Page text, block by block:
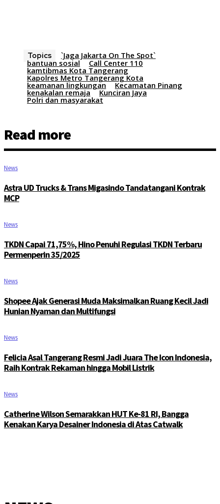
Topics
`Jaga Jakarta On The Spot`
bantuan sosial
Call Center 110
kamtibmas Kota Tangerang
Kapolres Metro Tangerang Kota
keamanan lingkungan Kecamatan Pinang
kenakalan remaja Kunciran Jaya
Polri dan masyarakat
Read more
News
Astra UD Trucks & Trans Migasindo Tandatangani Kontrak
MCP
News
TKDN Capai 71,75%, Hino Penuhi Regulasi TKDN Terbaru
Permenperin 35/2025
News
Shopee Ajak Generasi Muda Maksimalkan Ruang Kecil Jadi
Hunian Nyaman dan Multifungsi
News
Felicia Asal Tangerang Resmi Jadi Juara The Icon Indonesia,
Raih Kontrak Rekaman hingga Mobil Listrik
News
Catherine Wilson Semarakkan HUT Ke-81 RI, Bangga
Kenakan Karya Desainer Indonesia di Atas Catwalk